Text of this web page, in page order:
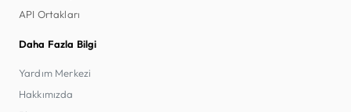
API Ortakları
Daha Fazla Bilgi
Yardım Merkezi
Hakkımızda